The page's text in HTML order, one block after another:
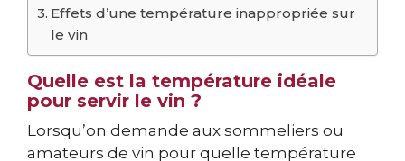
Effets d’une température inappropriée sur
le vin
Quelle est la température idéale
pour servir le vin ?
Lorsqu’on demande aux sommeliers ou
amateurs de vin pour quelle température